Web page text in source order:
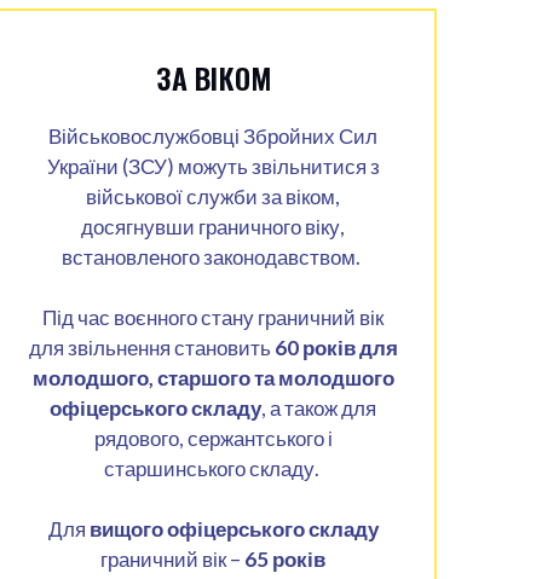
ЗА ВІКОМ
Військовослужбовці Збройних Сил
України (ЗСУ) можуть звільнитися з
військової служби за віком,
досягнувши граничного віку,
встановленого законодавством.
Під час воєнного стану граничний вік
для звільнення становить 60 років для
молодшого, старшого та молодшого
офіцерського складу, а також для
рядового, сержантського і
старшинського складу.
Для вищого офіцерського складу
граничний вік – 65 років